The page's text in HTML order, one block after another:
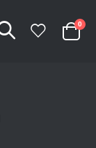
Cart
0